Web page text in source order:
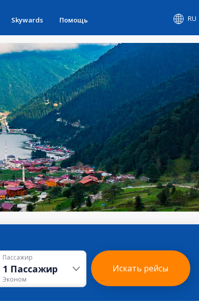
Skywards Помощь RU
Пассажир
1 Пассажир
Эконом
Искать рейсы